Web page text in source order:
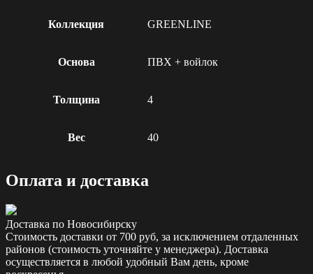
Коллекция GREENLINE
Основа ПВХ + войлок
Толщина 4
Вес 40
Оплата и доставка
Доставка по Новосибирску
Стоимость доставки от 700 руб, за исключением отдаленных
районов (стоимость уточняйте у менеджера). Доставка
осуществляется в любой удобный Вам день, кроме